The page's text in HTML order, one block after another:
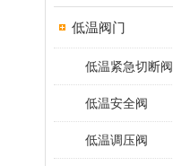
低温阀门
低温紧急切断阀
低温安全阀
低温调压阀